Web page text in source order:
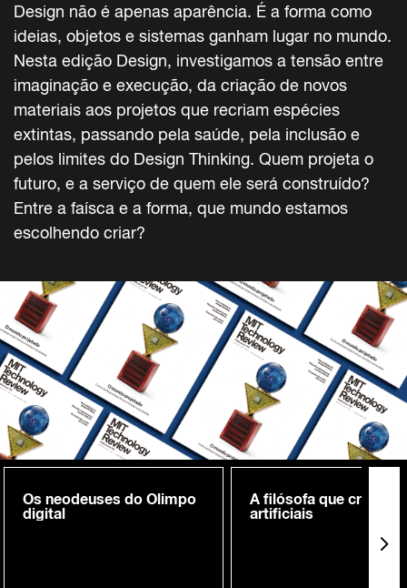
Design não é apenas aparência. É a forma como
ideias, objetos e sistemas ganham lugar no mundo.
Nesta edição Design, investigamos a tensão entre
imaginação e execução, da criação de novos
materiais aos projetos que recriam espécies
extintas, passando pela saúde, pela inclusão e
pelos limites do Design Thinking. Quem projeta o
futuro, e a serviço de quem ele será construído?
Entre a faísca e a forma, que mundo estamos
escolhendo criar?
Os neodeuses do Olimpo
digital
A filósofa que cria
artificiais